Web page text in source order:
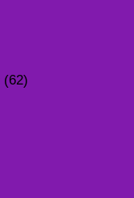
(62)